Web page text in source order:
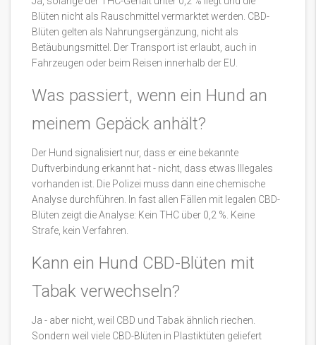
Blüten nicht als Rauschmittel vermarktet werden. CBD-
Blüten gelten als Nahrungsergänzung, nicht als
Betäubungsmittel. Der Transport ist erlaubt, auch in
Fahrzeugen oder beim Reisen innerhalb der EU.
Was passiert, wenn ein Hund an
meinem Gepäck anhält?
Der Hund signalisiert nur, dass er eine bekannte
Duftverbindung erkannt hat - nicht, dass etwas Illegales
vorhanden ist. Die Polizei muss dann eine chemische
Analyse durchführen. In fast allen Fällen mit legalen CBD-
Blüten zeigt die Analyse: Kein THC über 0,2 %. Keine
Strafe, kein Verfahren.
Kann ein Hund CBD-Blüten mit
Tabak verwechseln?
Ja - aber nicht, weil CBD und Tabak ähnlich riechen.
Sondern weil viele CBD-Blüten in Plastiktüten geliefert